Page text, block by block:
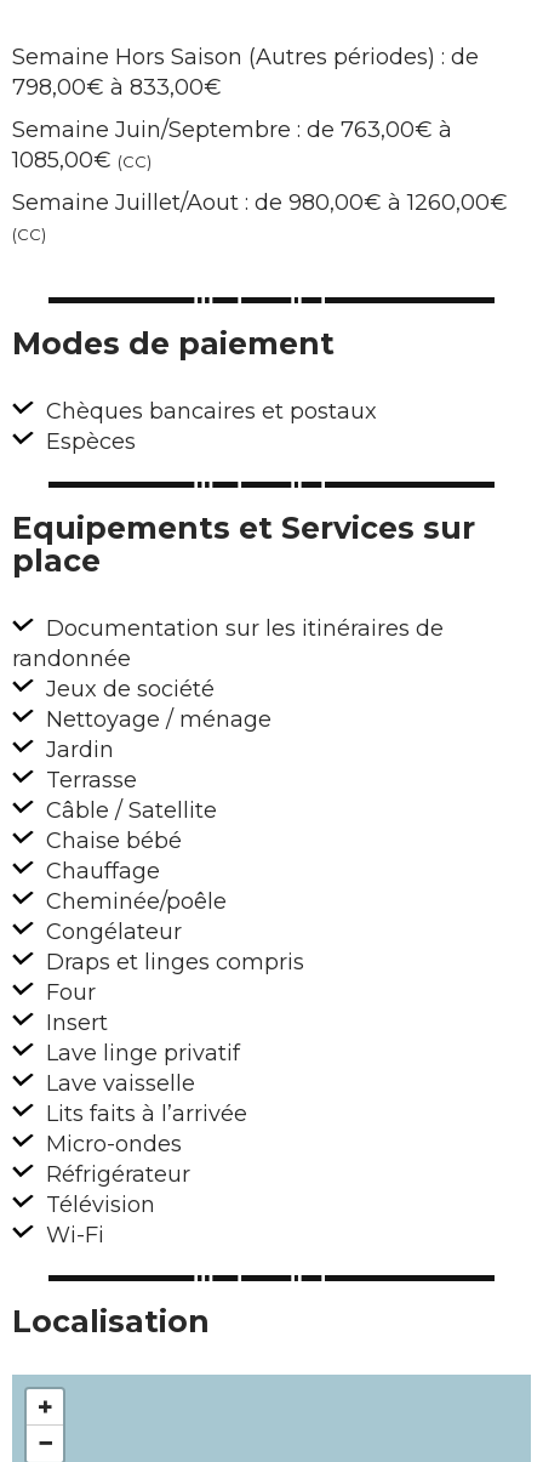
Semaine Hors Saison (Autres périodes) : de
798,00€ à 833,00€
Semaine Juin/Septembre : de 763,00€ à
1085,00€ (CC)
Semaine Juillet/Aout : de 980,00€ à 1260,00€
(CC)
Modes de paiement
Chèques bancaires et postaux
Espèces
Equipements et Services sur
place
Documentation sur les itinéraires de
randonnée
Jeux de société
Nettoyage / ménage
Jardin
Terrasse
Câble / Satellite
Chaise bébé
Chauffage
Cheminée/poêle
Congélateur
Draps et linges compris
Four
Insert
Lave linge privatif
Lave vaisselle
Lits faits à l’arrivée
Micro-ondes
Réfrigérateur
Télévision
Wi-Fi
Localisation
+
−